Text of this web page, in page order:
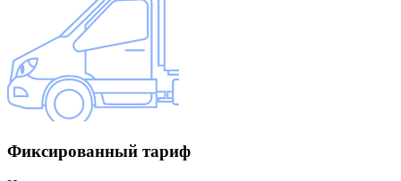
Фиксированный тариф